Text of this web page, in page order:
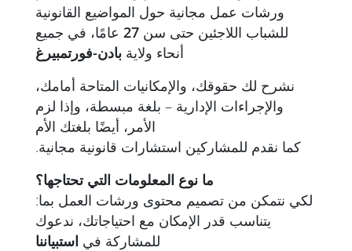
ورشات عمل مجانية حول المواضيع القانونية
للشباب اللاجئين حتى سن 27 عامًا، في جميع
أنحاء ولاية بادن-فورتمبيرغ
نشرح لك حقوقك، والإمكانيات المتاحة أمامك،
والإجراءات الإدارية – بلغة مبسطة، وإذا لزم
الأمر، أيضًا بلغتك الأم
.كما نقدم للمشاركين استشارات قانونية مجانية
ما نوع المعلومات التي تحتاجها؟
:لكي نتمكن من تصميم محتوى ورشات العمل بما
يتناسب قدر الإمكان مع احتياجاتك، ندعوك
للمشاركة في استبياننا